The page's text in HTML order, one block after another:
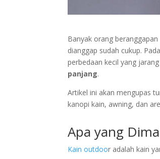
Banyak orang
dianggap sudah cukup.
perbedaan kecil yang
panjang.
Artikel ini akan mengupas
kanopi kain, awning, dan
Apa yang
Kain outdoor adalah kain